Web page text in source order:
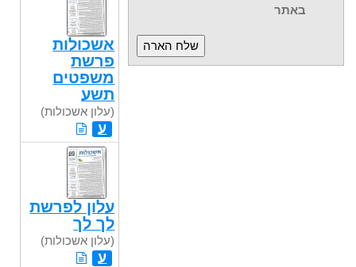
באתר
אשכולות
פרשת
משפטים
תשע
(עלון אשכולות)
ע
עלון לפרשת
לך לך
(עלון אשכולות)
ע